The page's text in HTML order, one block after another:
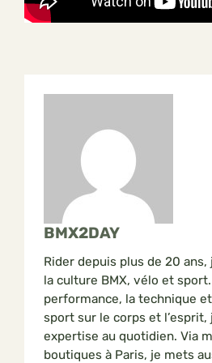
BMX2DAY
Rider depuis plus de 20
la culture BMX, vélo et
performance, la technique
sport sur le corps et l’esprit,
expertise au quotidien. Via
boutiques à Paris, je mets